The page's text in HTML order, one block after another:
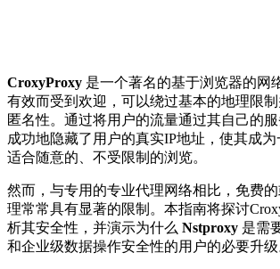
CroxyProxy 是一个著名的基于浏览器的网
有效而受到欢迎，可以绕过基本的地理限
匿名性。通过将用户的流量通过其自己的
成功地隐藏了用户的真实IP地址，使其成为
适合随意的、不受限制的浏览。
然而，与专用的专业代理网络相比，免费
理常常具有显著的限制。本指南将探讨
析其安全性，并演示为什么 Nstproxy 是需
和企业级数据操作安全性的用户的必要升级